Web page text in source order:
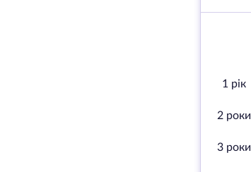
1 рік
2 роки
3 роки